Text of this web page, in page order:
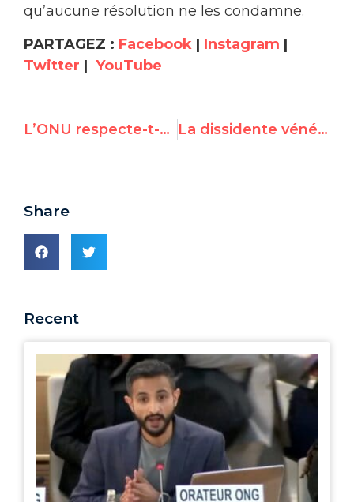
qu’aucune résolution ne les condamne.
PARTAGEZ : Facebook | Instagram |
Twitter | YouTube
L’ONU respecte-t-elle ses principes fondateurs? A vérifier… La dissidente vénézuélienne Maria Corina Machado s’exprime au CDH pour UN Watch
Share
Recent